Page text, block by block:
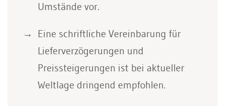
Umstände vor.
Eine schriftliche Vereinbarung für
Lieferverzögerungen und
Preissteigerungen ist bei aktueller
Weltlage dringend empfohlen.